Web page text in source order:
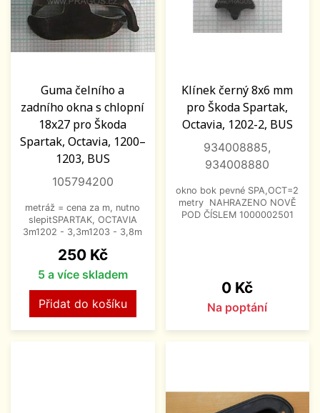
Guma čelního a
zadního okna s chlopní
18x27 pro Škoda
Spartak, Octavia, 1200–
1203, BUS
105794200
metráž = cena za m, nutno
slepitSPARTAK, OCTAVIA
3m1202 - 3,3m1203 - 3,8m
Cena
250 Kč
5 a více skladem
Přidat do košíku
Klínek černý 8x6 mm
pro Škoda Spartak,
Octavia, 1202-2, BUS
934008885,
934008880
okno bok pevné SPA,OCT=2
metry NAHRAZENO NOVĚ
POD ČÍSLEM 1000002501
Cena
0 Kč
Na poptání